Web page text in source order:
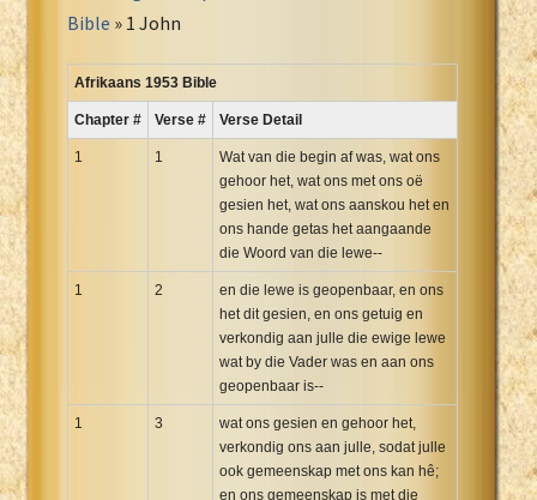
Russian Synodal 1876 Bible
Russian Synodal Bible Win-1251
Spanish RV 1909 Bible
Swahili New Testament
Tagalog John and James
Turkish Bible
Bible » 1 John
Afrikaans 1953 Bible
Chapter # Verse # Verse Detail
1 1
Wat van die begin af was, wat ons
gehoor het, wat ons met ons oë
gesien het, wat ons aanskou het en
ons hande getas het aangaande
die Woord van die lewe--
1 2
en die lewe is geopenbaar, en ons
het dit gesien, en ons getuig en
verkondig aan julle die ewige lewe
wat by die Vader was en aan ons
geopenbaar is--
1 3
wat ons gesien en gehoor het,
verkondig ons aan julle, sodat julle
ook gemeenskap met ons kan hê;
en ons gemeenskap is met die